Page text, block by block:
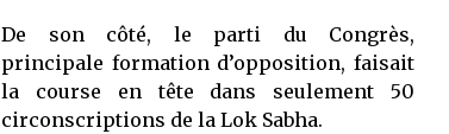
De son côté, le parti du Congrès,
principale formation d’opposition, faisait
la course en tête dans seulement 50
circonscriptions de la Lok Sabha.